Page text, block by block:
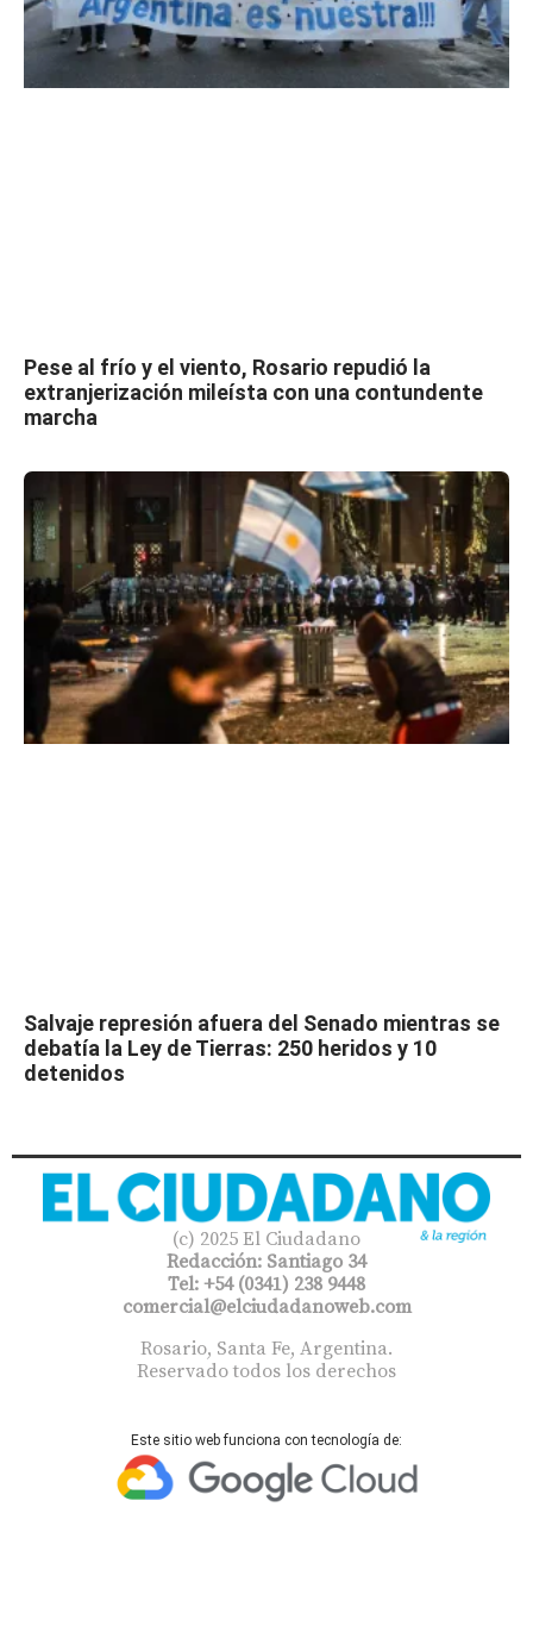
Pese al frío y el viento, Rosario repudió la
extranjerización mileísta con una contundente
marcha
Salvaje represión afuera del Senado mientras se
debatía la Ley de Tierras: 250 heridos y 10
detenidos
(c) 2025 El Ciudadano
Redacción: Santiago 34
Tel: +54 (0341) 238 9448
comercial@elciudadanoweb.com​
Rosario, Santa Fe, Argentina.
Reservado todos los derechos
Este sitio web funciona con tecnología de: